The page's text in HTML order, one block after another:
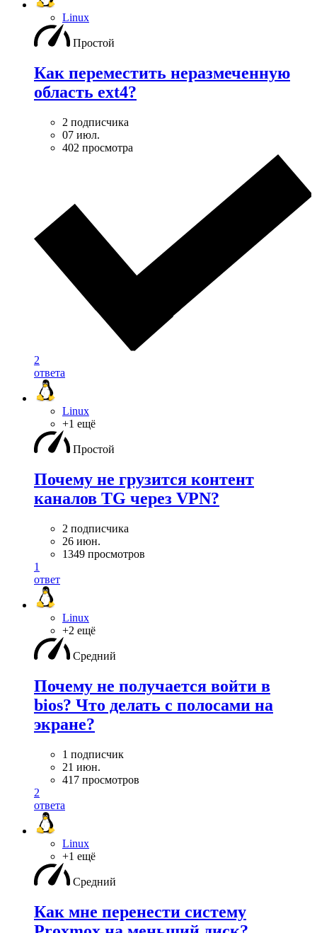
Linux
Простой
Как переместить неразмеченную
область ext4?
2 подписчика
07 июл.
402 просмотра
2
ответа
Linux
+1 ещё
Простой
Почему не грузится контент
каналов TG через VPN?
2 подписчика
26 июн.
1349 просмотров
1
ответ
Linux
+2 ещё
Средний
Почему не получается войти в
bios? Что делать с полосами на
экране?
1 подписчик
21 июн.
417 просмотров
2
ответа
Linux
+1 ещё
Средний
Как мне перенести систему